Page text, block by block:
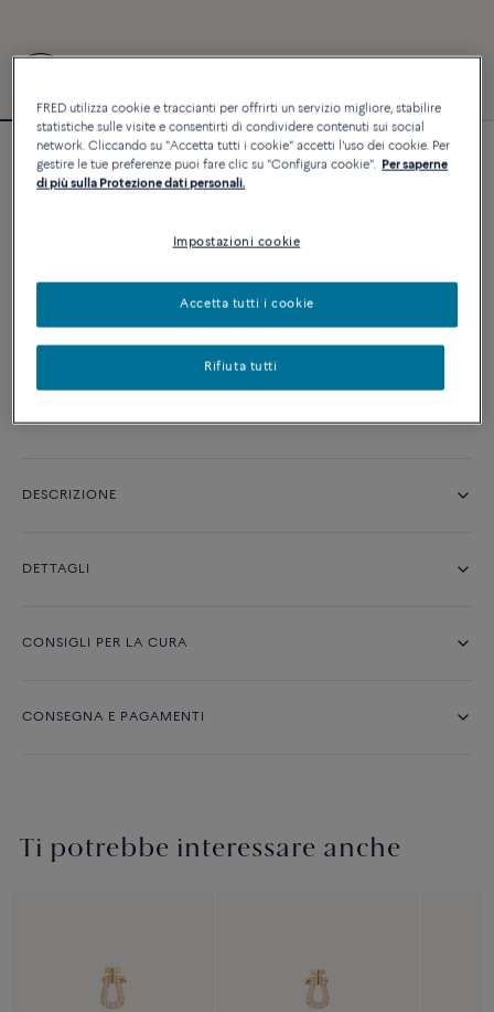
Bracciale Force 10 #FredxRolandGarros
10 020 €
AGGIUNGI AL CARRELLO
Contattataci per qualsiasi domanda sulle misure
DESCRIZIONE
DETTAGLI
CONSIGLI PER LA CURA
CONSEGNA E PAGAMENTI
Ti potrebbe interessare anche
FRED utilizza cookie e traccianti per offrirti un servizio migliore, stabilire
statistiche sulle visite e consentirti di condividere contenuti sui social
network. Cliccando su "Accetta tutti i cookie" accetti l'uso dei cookie. Per
gestire le tue preferenze puoi fare clic su "Configura cookie". Per saperne
di più sulla Protezione dati personali.
Impostazioni cookie
Rifiuta tutti
Accetta tutti i cookie